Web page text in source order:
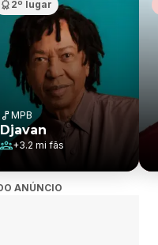
2º lugar
MPB
Djavan
+3.2 mi fãs
ANÚNCIO